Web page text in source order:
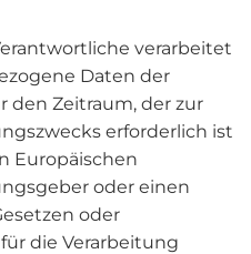
verarbeitet
Daten der
den Zeitraum, der zur
erforderlich ist
Europäischen
oder einen
oder
die Verarbeitung